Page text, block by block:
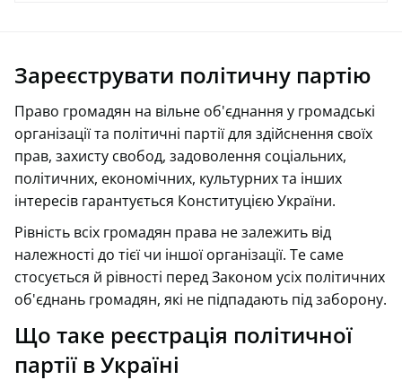
Зареєструвати політичну партію
Право громадян на вільне об'єднання у громадські
організації та політичні партії для здійснення своїх
прав, захисту свобод, задоволення соціальних,
політичних, економічних, культурних та інших
інтересів гарантується Конституцією України.
Рівність всіх громадян права не залежить від
належності до тієї чи іншої організації. Те саме
стосується й рівності перед Законом усіх політичних
об'єднань громадян, які не підпадають під заборону.
Що таке реєстрація політичної
партії в Україні